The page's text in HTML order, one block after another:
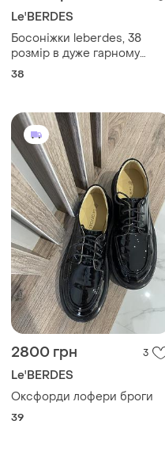
Le'BERDES
Босоніжки leberdes, 38
розмір в дуже гарному
пудровому кольорі
38
2800 грн 3
Le'BERDES
Оксфорди лофери броги
39